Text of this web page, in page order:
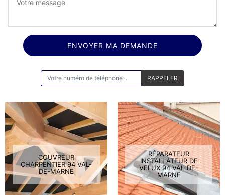
COUVREUR
CHARPENTIER 94 VAL-
DE-MARNE
RÉPARATEUR
INSTALLATEUR DE
VELUX 94 VAL-DE-
MARNE